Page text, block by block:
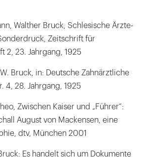
Walther Bruck, Schlesische Ärzte-
Zeitschrift für
2, 23. Jahrgang, 1925
Bruck, in: Deutsche Zahnärztliche
4, 28. Jahrgang, 1925
Zwischen Kaiser und „Führer“:
August von Mackensen, eine
dtv, München 2001
Es handelt sich um Dokumente